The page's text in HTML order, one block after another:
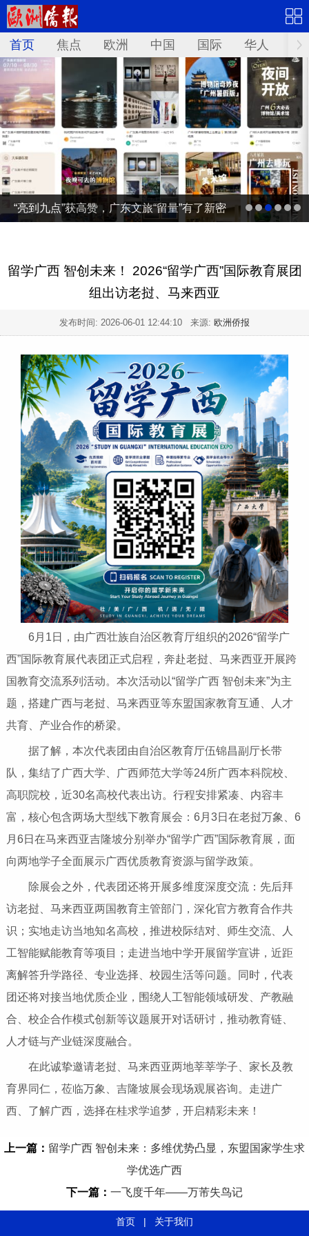
首页 焦点 欧洲 中国 国际 华人 文
“亮到九点”获高赞，广东文旅“留量”有了新密
留学广西 智创未来！ 2026“留学广西”国际教育展团
组出访老挝、马来西亚
发布时间: 2026-06-01 12:44:10 来源: 欧洲侨报
6月1日，由广西壮族自治区教育厅组织的2026“留学广
西”国际教育展代表团正式启程，奔赴老挝、马来西亚开展跨
国教育交流系列活动。本次活动以“留学广西 智创未来”为主
题，搭建广西与老挝、马来西亚等东盟国家教育互通、人才
共育、产业合作的桥梁。
据了解，本次代表团由自治区教育厅伍锦昌副厅长带
队，集结了广西大学、广西师范大学等24所广西本科院校、
高职院校，近30名高校代表出访。行程安排紧凑、内容丰
富，核心包含两场大型线下教育展会：6月3日在老挝万象、6
月6日在马来西亚吉隆坡分别举办“留学广西”国际教育展，面
向两地学子全面展示广西优质教育资源与留学政策。
除展会之外，代表团还将开展多维度深度交流：先后拜
访老挝、马来西亚两国教育主管部门，深化官方教育合作共
识；实地走访当地知名高校，推进校际结对、师生交流、人
工智能赋能教育等项目；走进当地中学开展留学宣讲，近距
离解答升学路径、专业选择、校园生活等问题。同时，代表
团还将对接当地优质企业，围绕人工智能领域研发、产教融
合、校企合作模式创新等议题展开对话研讨，推动教育链、
人才链与产业链深度融合。
在此诚挚邀请老挝、马来西亚两地莘莘学子、家长及教
育界同仁，莅临万象、吉隆坡展会现场观展咨询。走进广
西、了解广西，选择在桂求学追梦，开启精彩未来！
上一篇： 留学广西 智创未来：多维优势凸显，东盟国家学生求
学优选广西
下一篇： 一飞度千年——万芾失鸟记
首页 | 关于我们